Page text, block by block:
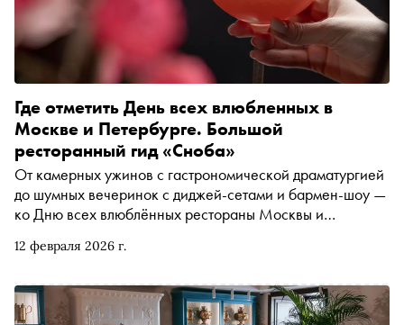
12 февраля 2026 г.
Где отметить День всех влюбленных в
Москве и Петербурге. Большой
ресторанный гид «Сноба»
От камерных ужинов с гастрономической драматургией
до шумных вечеринок с диджей-сетами и бармен-шоу —
ко Дню всех влюблённых рестораны Москвы и
свиданий. В этом гиде «Сноба» — самые интересные
астрологические плато и коллаборации с театрами и
галереями